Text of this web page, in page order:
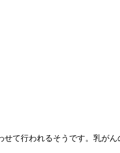
て行われるそうです。乳が